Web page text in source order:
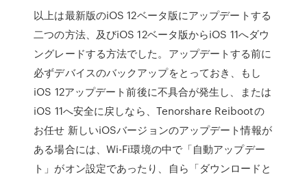
以上は最新版のiOS 12ベータ版にアップデートする
二つの方法、及びiOS 12ベータ版からiOS 11へダウ
ングレードする方法でした。アップデートする前に
必ずデバイスのバックアップをとっておき、もし
iOS 12アップデート前後に不具合が発生し、または
iOS 11へ安全に戻しなら、Tenorshare Reibootの
お任せ 新しいiOSバージョンのアップデート情報が
ある場合には、Wi-Fi環境の中で「自動アップデー
ト」がオン設定であったり、自ら「ダウンロードと